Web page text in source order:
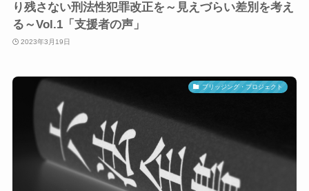
り残さない刑法性犯罪改正を～見えづらい差別を考え
る～Vol.1「支援者の声」
2023年3月19日
ブリッジング・プロジェクト